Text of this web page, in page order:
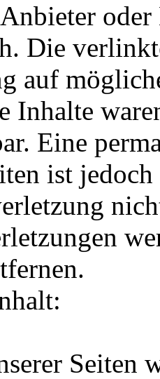
oder
Die
auf
Inhalte
Eine
ist
Seiten